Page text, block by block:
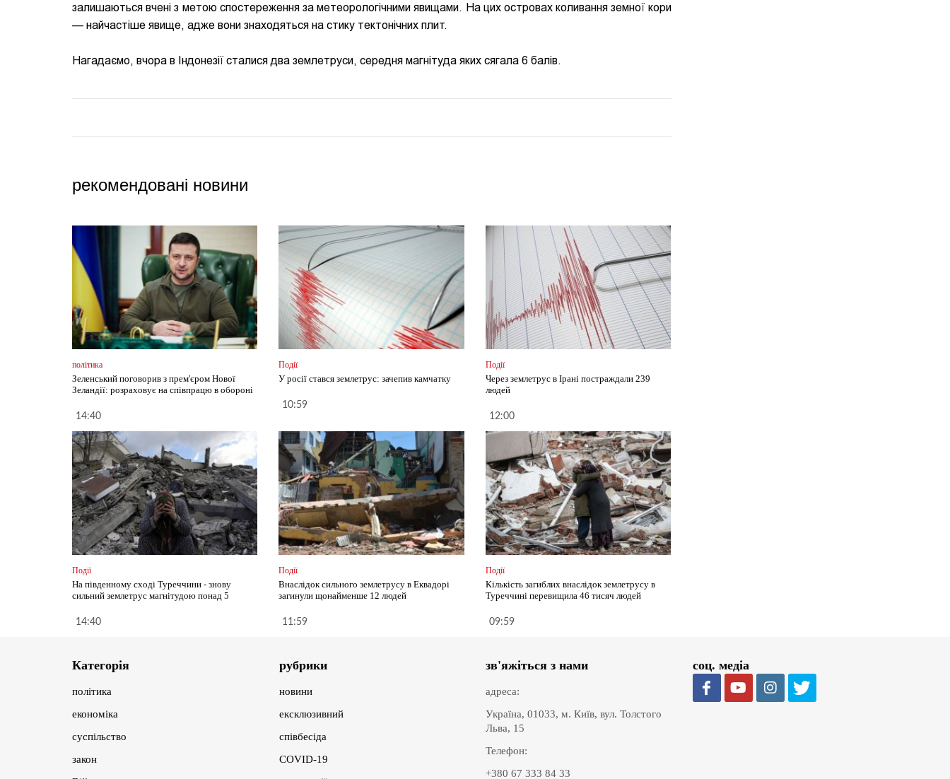
залишаються вчені з метою спостереження за метеорологічними явищами. На цих островах коливання земної кори
— найчастіше явище, адже вони знаходяться на стику тектонічних плит.
Нагадаємо, вчора в Індонезії сталися два землетруси, середня магнітуда яких сягала 6 балів.
рекомендовані новини
політика
Зеленський поговорив з прем'єром Нової
Зеландії: розраховує на співпрацю в обороні
14:40
Події
У росії стався землетрус: зачепив камчатку
10:59
Події
Через землетрус в Ірані постраждали 239
людей
12:00
Події
На південному сході Туреччини - знову
сильний землетрус магнітудою понад 5
14:40
Події
Внаслідок сильного землетрусу в Еквадорі
загинули щонайменше 12 людей
11:59
Події
Кількість загиблих внаслідок землетрусу в
Туреччині перевищила 46 тисяч людей
09:59
Категорія
політика
економіка
суспільство
закон
рубрики
новини
ексклюзивний
співбесіда
COVID-19
зв'яжіться з нами
адреса:
Україна, 01033, м. Київ, вул. Толстого
Льва, 15
Телефон:
+380 67 333 84 33
соц. медіа